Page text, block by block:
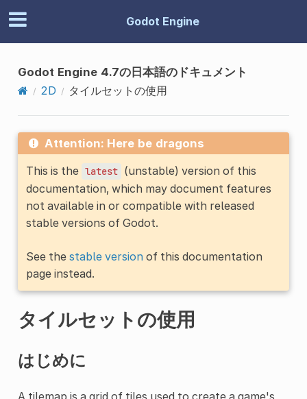
Godot Engine
Godot Engine 4.7の日本語のドキュメント
2D
タイルセットの使用
Attention: Here be dragons
This is the latest (unstable) version of this
documentation, which may document features
not available in or compatible with released
stable versions of Godot.
See the stable versionof this documentation
page instead.
タイルセットの使用
はじめに
A tilemap is a grid of tiles used to create a game's